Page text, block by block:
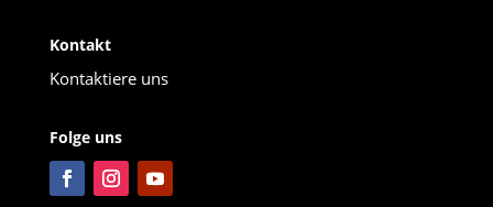
Kontakt
Kontaktiere uns
Folge uns